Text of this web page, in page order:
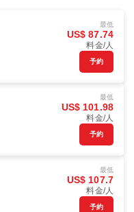
最低
US$ 87.74
料金/人
予約
最低
US$ 101.98
料金/人
予約
最低
US$ 107.7
料金/人
予約